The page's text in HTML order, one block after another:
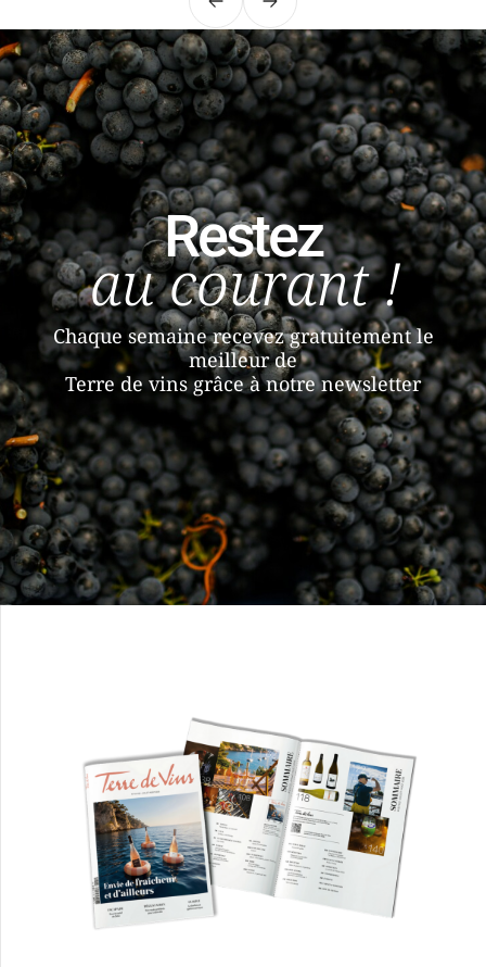
PrécédentSuivant
Restez
au courant !
Chaque semaine recevez gratuitement le
meilleur de
Terre de vins grâce à notre newsletter